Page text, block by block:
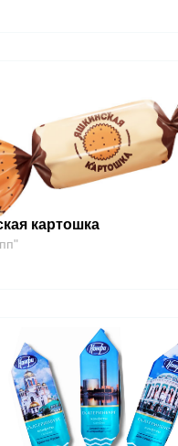
картошка